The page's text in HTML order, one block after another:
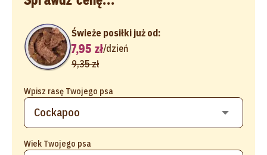
Wpisz rasę Twojego psa
Wiek Twojego psa
Świeże posiłki już od:
7,95 zł/dzień
9,35 zł